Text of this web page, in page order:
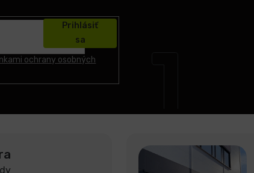
ochrany osobných
Prihlásiť
sa